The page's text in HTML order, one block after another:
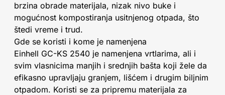
brzina obrade materijala, nizak nivo buke i
mogućnost kompostiranja usitnjenog otpada, što
štedi vreme i trud.
Gde se koristi i kome je namenjena
Einhell GC-KS 2540 je namenjena vrtlarima, ali i
svim vlasnicima manjih i srednjih bašta koji žele da
efikasno upravljaju granjem, lišćem i drugim biljnim
otpadom. Koristi se za pripremu materijala za